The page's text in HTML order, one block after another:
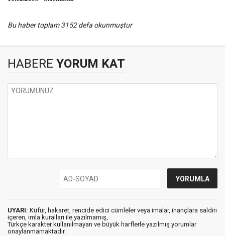
Bu haber toplam 3152 defa okunmuştur
HABERE YORUM KAT
UYARI: Küfür, hakaret, rencide edici cümleler veya imalar, inançlara saldırı
içeren, imla kuralları ile yazılmamış,
Türkçe karakter kullanılmayan ve büyük harflerle yazılmış yorumlar
onaylanmamaktadır.